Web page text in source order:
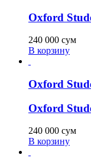
Oxford
240 000 сум
В корзину
Oxford
Oxford
240 000 сум
В корзину